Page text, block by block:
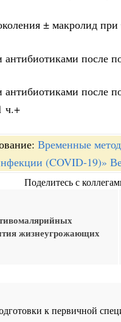
± макролид
после
после
ч.+
Временные
(COVID-19)»
Поделитесь с
жизнеугрожающих
к первичной